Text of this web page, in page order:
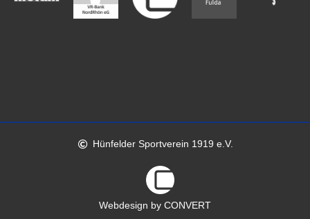
Hünfelder Sportverein 1919 e.V.
Webdesign by CONVERT